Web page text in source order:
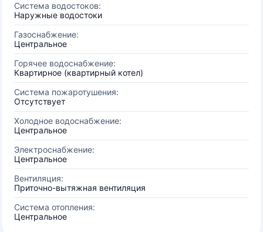
Система водостоков:
Наружные водостоки
Газоснабжение:
Центральное
Горячее водоснабжение:
Квартирное (квартирный котел)
Система пожаротушения:
Отсутствует
Холодное водоснабжение:
Центральное
Электроснабжение:
Центральное
Вентиляция:
Приточно-вытяжная вентиляция
Система отопления:
Центральное